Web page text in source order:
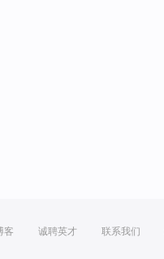
客 诚聘英才 联系我们